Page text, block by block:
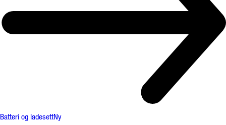
Batteri og ladesettNy